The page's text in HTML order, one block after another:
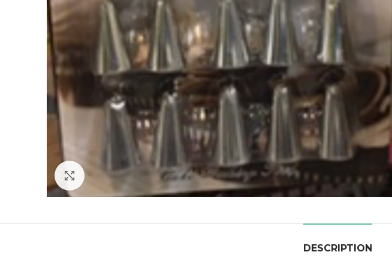
Click to enlarge
DESCRIPTION